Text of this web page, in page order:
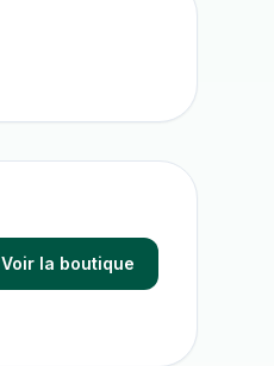
Voir la boutique